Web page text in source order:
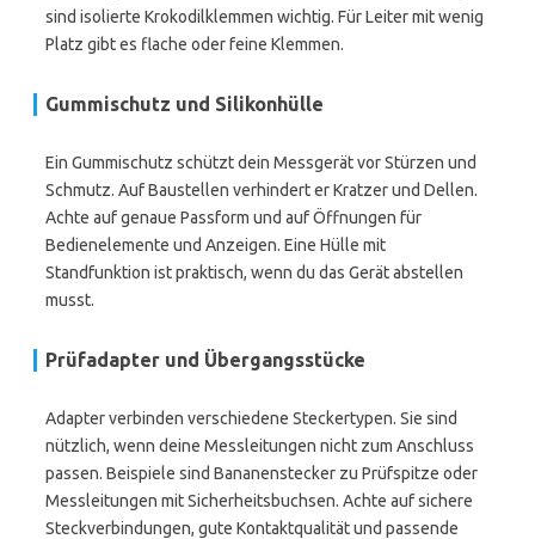
sind isolierte Krokodilklemmen wichtig. Für Leiter mit wenig
Platz gibt es flache oder feine Klemmen.
Gummischutz und Silikonhülle
Ein Gummischutz schützt dein Messgerät vor Stürzen und
Schmutz. Auf Baustellen verhindert er Kratzer und Dellen.
Achte auf genaue Passform und auf Öffnungen für
Bedienelemente und Anzeigen. Eine Hülle mit
Standfunktion ist praktisch, wenn du das Gerät abstellen
musst.
Prüfadapter und Übergangsstücke
Adapter verbinden verschiedene Steckertypen. Sie sind
nützlich, wenn deine Messleitungen nicht zum Anschluss
passen. Beispiele sind Bananenstecker zu Prüfspitze oder
Messleitungen mit Sicherheitsbuchsen. Achte auf sichere
Steckverbindungen, gute Kontaktqualität und passende